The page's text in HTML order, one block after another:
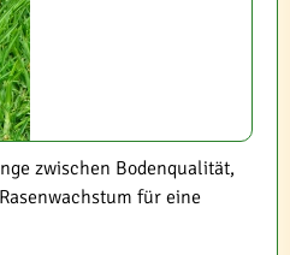
zwischen Bodenqualität,
für eine